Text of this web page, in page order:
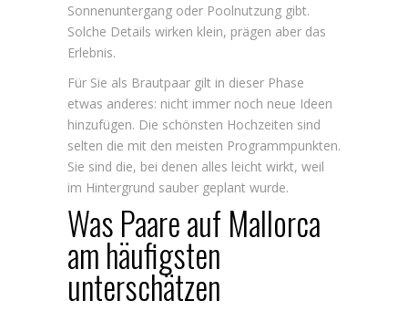
Sonnenuntergang oder Poolnutzung gibt.
Solche Details wirken klein, prägen aber das
Erlebnis.
Für Sie als Brautpaar gilt in dieser Phase
etwas anderes: nicht immer noch neue Ideen
hinzufügen. Die schönsten Hochzeiten sind
selten die mit den meisten Programmpunkten.
Sie sind die, bei denen alles leicht wirkt, weil
im Hintergrund sauber geplant wurde.
Was Paare auf Mallorca
am häufigsten
unterschätzen